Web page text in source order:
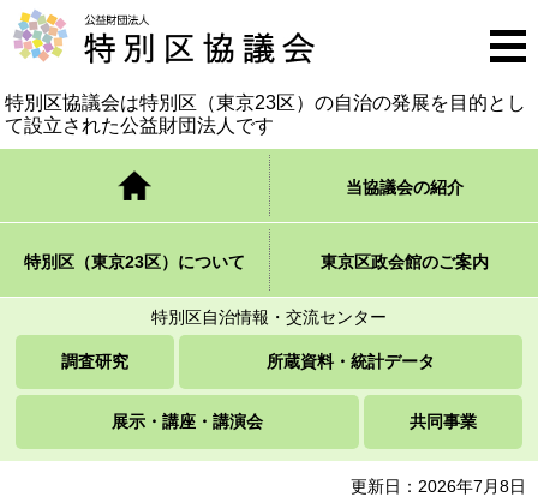
公益財団法人 特別区協議会
特別区協議会は特別区（東京23区）の自治の発展を 目的とし
て設立された公益財団法人です
メニ
ュー
トップページ 当協議会の紹介
特別区（東京23区）について 東京区政会館のご案内
特別区自治情報・交流センター
調査研究 所蔵資料・統計データ
展示・講座・講演会 共同事業
更新日：2026年7月8日